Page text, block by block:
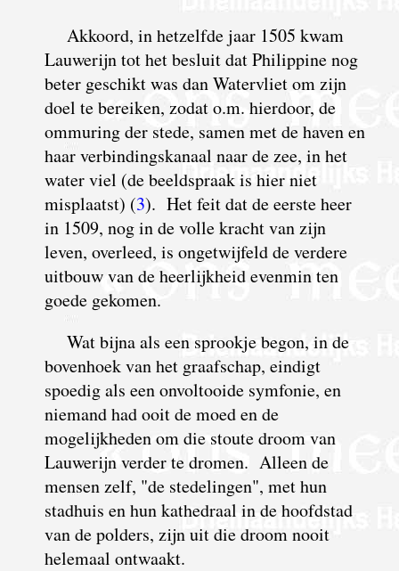
Akkoord, in hetzelfde jaar 1505 kwam
Lauwerijn tot het besluit dat Philippine nog
beter geschikt was dan Watervliet om zijn
doel te bereiken, zodat o.m. hierdoor, de
ommuring der stede, samen met de haven en
haar verbindingskanaal naar de zee, in het
water viel (de beeldspraak is hier niet
misplaatst) (3). Het feit dat de eerste heer
in 1509, nog in de volle kracht van zijn
leven, overleed, is ongetwijfeld de verdere
uitbouw van de heerlijkheid evenmin ten
goede gekomen.
Wat bijna als een sprookje begon, in de
bovenhoek van het graafschap, eindigt
spoedig als een onvoltooide symfonie, en
niemand had ooit de moed en de
mogelijkheden om die stoute droom van
Lauwerijn verder te dromen. Alleen de
mensen zelf, "de stedelingen", met hun
stadhuis en hun kathedraal in de hoofdstad
van de polders, zijn uit die droom nooit
helemaal ontwaakt.